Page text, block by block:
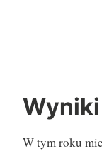
W tym roku